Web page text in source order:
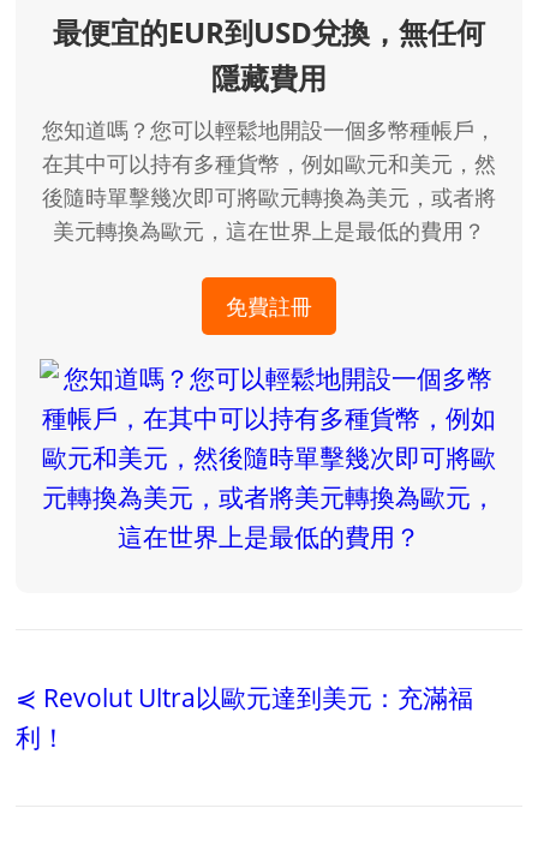
最便宜的EUR到USD兌換，無任何
隱藏費用
您知道嗎？您可以輕鬆地開設一個多幣種帳戶，
在其中可以持有多種貨幣，例如歐元和美元，然
後隨時單擊幾次即可將歐元轉換為美元，或者將
美元轉換為歐元，這在世界上是最低的費用？
免費註冊
⋞ Revolut Ultra以歐元達到美元：充滿福
利！